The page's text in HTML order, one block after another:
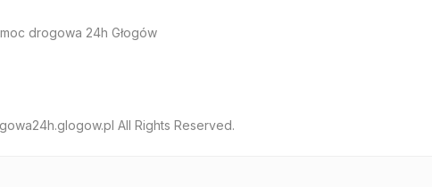
drogowa 24h Głogów
All Rights Reserved.